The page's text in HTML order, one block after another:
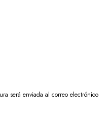
será enviada al correo electrónico